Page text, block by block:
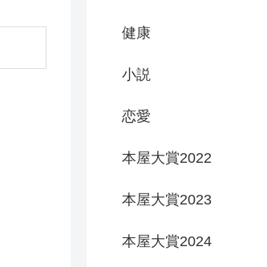
健康
小説
恋愛
本屋大賞2022
本屋大賞2023
本屋大賞2024